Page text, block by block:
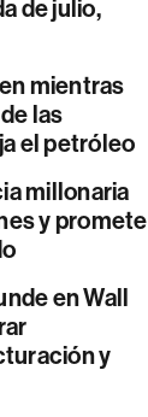
de julio,
mientras
las
el petróleo
millonaria
y promete
en Wall
y